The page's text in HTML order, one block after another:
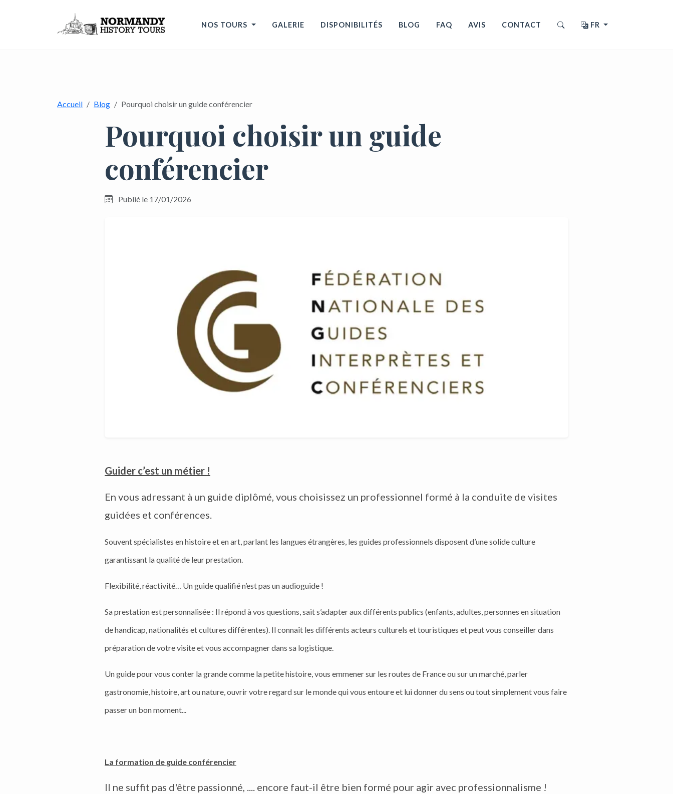
NOS TOURS GALERIE DISPONIBILITÉS BLOG FAQ AVIS CONTACT FR
Accueil Blog Pourquoi choisir un guide conférencier
Pourquoi choisir un guide
conférencier
Publié le 17/01/2026
Guider c’est un métier !
En vous adressant à un guide diplômé, vous choisissez un professionnel formé à la conduite de visites
guidées et conférences.
Souvent spécialistes en histoire et en art, parlant les langues étrangères, les guides professionnels disposent d’une solide culture
garantissant la qualité de leur prestation.
Flexibilité, réactivité… Un guide qualifié n’est pas un audioguide !
Sa prestation est personnalisée : Il répond à vos questions, sait s’adapter aux différents publics (enfants, adultes, personnes en situation
de handicap, nationalités et cultures différentes). Il connaît les différents acteurs culturels et touristiques et peut vous conseiller dans
préparation de votre visite et vous accompagner dans sa logistique.
Un guide pour vous conter la grande comme la petite histoire, vous emmener sur les routes de France ou sur un marché, parler
gastronomie, histoire, art ou nature, ouvrir votre regard sur le monde qui vous entoure et lui donner du sens ou tout simplement vous faire
passer un bon moment...
La formation de guide conférencier
Il ne suffit pas d'être passionné, .... encore faut-il être bien formé pour agir avec professionnalisme !